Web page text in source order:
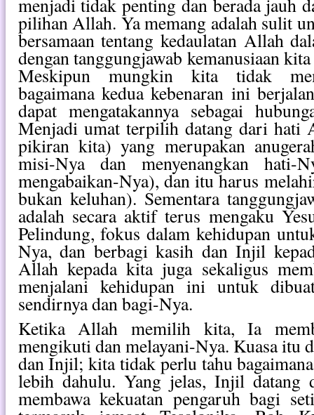
menjadi tidak penting dan berada jauh
pilihan Allah. Ya memang adalah sulit
bersamaan tentang kedaulatan Allah
dengan tanggungjawab kemanusiaan
Meskipun mungkin kita tidak
bagaimana kedua kebenaran ini
dapat mengatakannya sebagai
Menjadi umat terpilih datang dari hati
pikiran kita) yang merupakan
misi-Nya dan menyenangkan hati-
mengabaikan-Nya), dan itu harus
bukan keluhan). Sementara
adalah secara aktif terus mengaku
Pelindung, fokus dalam kehidupan
Nya, dan berbagi kasih dan Injil
Allah kepada kita juga sekaligus
menjalani kehidupan ini untuk
sendirnya dan bagi-Nya.
Ketika Allah memilih kita, Ia
mengikuti dan melayani-Nya. Kuasa itu
dan Injil; kita tidak perlu tahu
lebih dahulu. Yang jelas, Injil datang
membawa kekuatan pengaruh bagi